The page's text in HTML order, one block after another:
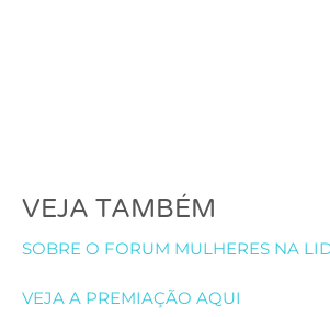
VEJA TAMBÉM
SOBRE O FORUM MULHERES NA
VEJA A PREMIAÇÃO AQUI